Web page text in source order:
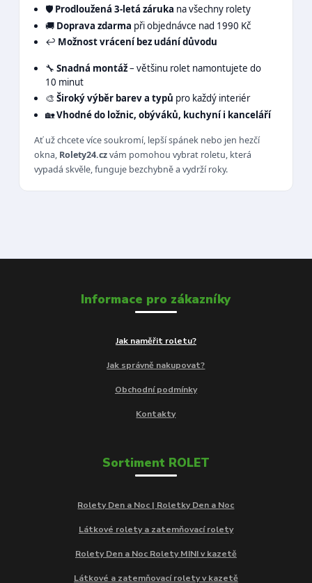
🛡️ Prodloužená 3-letá záruka na všechny rolety
🚚 Doprava zdarma při objednávce nad 1990 Kč
↩️ Možnost vrácení bez udání důvodu
🔧 Snadná montáž– většinu rolet namontujete do
10 minut
🎨 Široký výběr barev a typů pro každý interiér
🏡Vhodné do ložnic, obýváků, kuchyní i kanceláří
Ať už chcete více soukromí, lepší spánek nebo jen hezčí
okna, Rolety24.czvám pomohou vybrat roletu, která
vypadá skvěle, funguje bezchybně a vydrží roky.
Informace pro zákazníky
Jak naměřit roletu?
Jak správně nakupovat?
Obchodní podmínky
Kontakty
Sortiment ROLET
Rolety Den a Noc | Roletky Den a Noc
Látkové rolety a zatemňovací rolety
Rolety Den a Noc Rolety MINI v kazetě
Látkové a zatemňovací rolety v kazetě